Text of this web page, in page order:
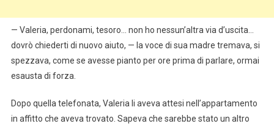
— Valeria, perdonami, tesoro… non ho nessun’altra via d’uscita…
dovrò chiederti di nuovo aiuto, — la voce di sua madre tremava, si
spezzava, come se avesse pianto per ore prima di parlare, ormai
esausta di forza.
Dopo quella telefonata, Valeria li aveva attesi nell’appartamento
in affitto che aveva trovato. Sapeva che sarebbe stato un altro